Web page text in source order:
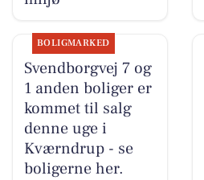
BOLIGMARKED
Svendborgvej 7 og
1 anden boliger er
kommet til salg
denne uge i
Kværndrup - se
boligerne her.